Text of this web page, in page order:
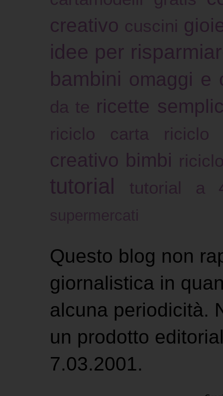
creativo cuscini
idee per
bambini omaggi e
da te ricette
riciclo carta riciclo
creativo bimbi
tutorial tutorial a
Questo blog non
giornalistica in
alcuna periodicità.
un prodotto
7.03.2001.